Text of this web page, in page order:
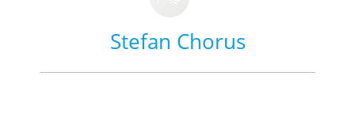
Stefan Chorus